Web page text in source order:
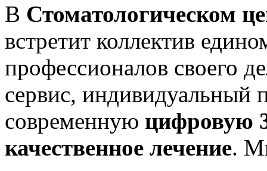
В Стоматологическом
встретит коллектив
профессионалов своего
сервис, индивидуальный
современную цифровую
качественное лечение.